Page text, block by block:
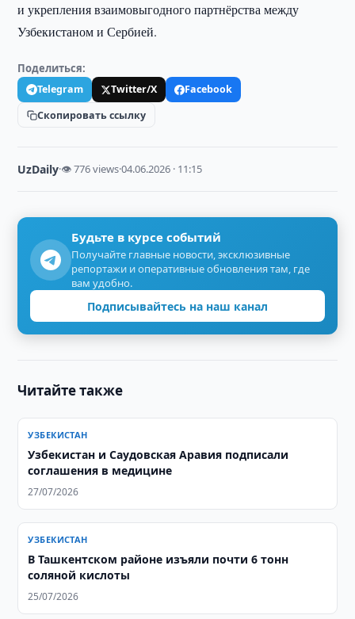
и укрепления взаимовыгодного партнёрства между
Узбекистаном и Сербией.
Поделиться:
Telegram Twitter/X
Facebook
Скопировать ссылку
UzDaily·👁 776 views·04.06.2026 · 11:15
Будьте в курсе событий
Получайте главные новости, эксклюзивные
репортажи и оперативные обновления там, где
вам удобно.
Подписывайтесь на наш канал
Читайте также
УЗБЕКИСТАН
Узбекистан и Саудовская Аравия подписали
соглашения в медицине
27/07/2026
УЗБЕКИСТАН
В Ташкентском районе изъяли почти 6 тонн
соляной кислоты
25/07/2026